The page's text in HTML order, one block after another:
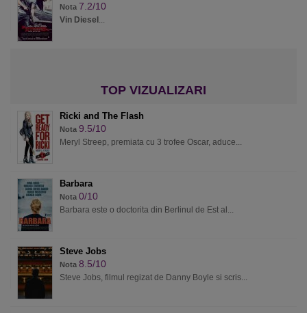
Nota 7.2/10
Vin Diesel ...
Ricki and The Flash
Nota 9.5/10
Meryl Streep, premiata cu 3 trofee Oscar, aduce...
Barbara
Nota 0/10
Barbara este o doctorita din Berlinul de Est al...
Steve Jobs
Nota 8.5/10
Steve Jobs, filmul regizat de Danny Boyle si scris...